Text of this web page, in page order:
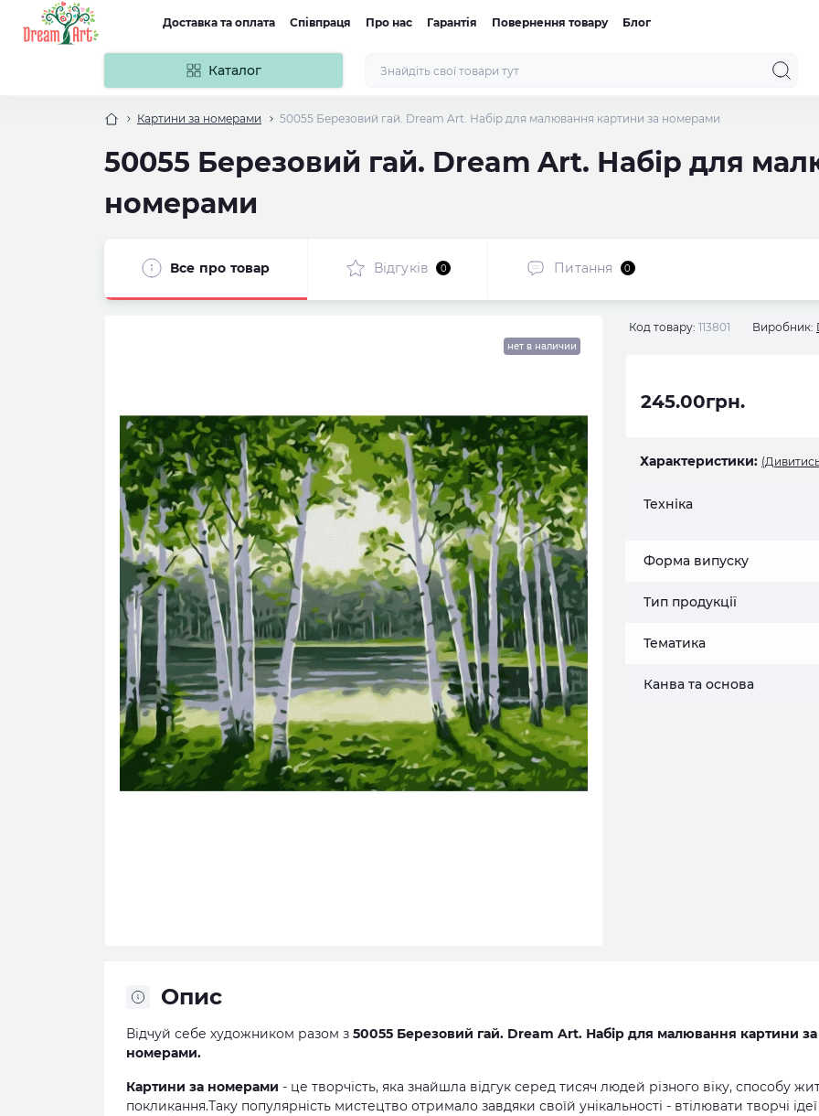
Доставка та оплата Співпраця Про нас Гарантія Повернення товару Блог
Каталог
Картини за номерами 50055 Березовий гай. Dream Art. Набір для малювання картини за номерами
50055 Березовий гай. Dream Art. Набір для
номерами
Все про товар Відгуків 0 Питання 0
нет в наличии
Код товару: 113801 Виробник:
245.00грн.
Характеристики:
Техніка
Форма випуску
Тип продукції
Тематика
Канва та основа
Опис
Відчуй себе художником разом з 50055 Березовий гай. Dream Art. Набір для малювання картини за
номерами.
Картини за номерами - це творчість, яка знайшла відгук серед тисяч людей різного віку, способу
покликання.Таку популярність мистецтво отримало завдяки своїй унікальності - втілювати творчі